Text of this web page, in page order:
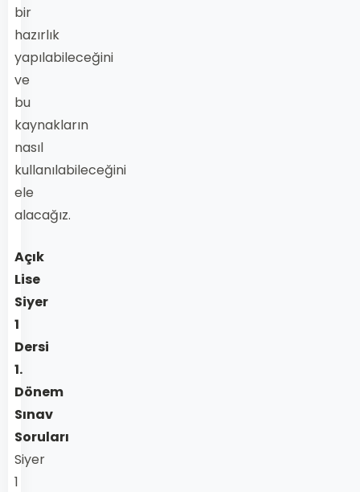
bir
hazırlık
yapılabileceğini
ve
bu
kaynakların
nasıl
kullanılabileceğini
ele
alacağız.
Açık
Lise
Siyer
1
Dersi
1.
Dönem
Sınav
Soruları
Siyer
1